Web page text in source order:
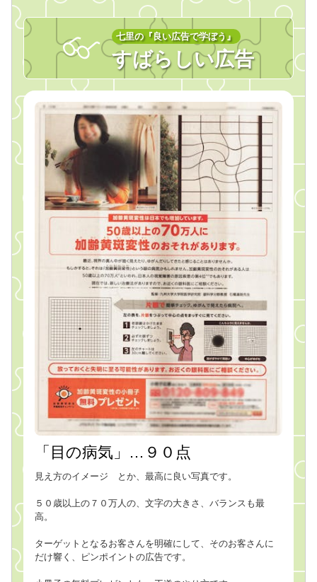
七里の『良い広告で学ぼう』
すばらしい広告
「目の病気」…９０点
見え方のイメージ とか、最高に良い写真です。
５０歳以上の７０万人の、文字の大きさ、バランスも最
高。
ターゲットとなるお客さんを明確にして、そのお客さんに
だけ響く、ピンポイントの広告です。